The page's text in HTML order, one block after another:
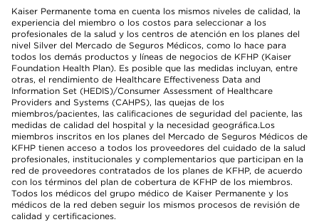
Kaiser Permanente toma en cuenta los mismos niveles de calidad, la
experiencia del miembro o los costos para seleccionar a los
profesionales de la salud y los centros de atención en los planes del
nivel Silver del Mercado de Seguros Médicos, como lo hace para
todos los demás productos y líneas de negocios de KFHP (Kaiser
Foundation Health Plan). Es posible que las medidas incluyan, entre
otras, el rendimiento de Healthcare Effectiveness Data and
Information Set (HEDIS)/Consumer Assessment of Healthcare
Providers and Systems (CAHPS), las quejas de los
miembros/pacientes, las calificaciones de seguridad del paciente, las
medidas de calidad del hospital y la necesidad geográfica.Los
miembros inscritos en los planes del Mercado de Seguros Médicos de
KFHP tienen acceso a todos los proveedores del cuidado de la salud
profesionales, institucionales y complementarios que participan en la
red de proveedores contratados de los planes de KFHP, de acuerdo
con los términos del plan de cobertura de KFHP de los miembros.
Todos los médicos del grupo médico de Kaiser Permanente y los
médicos de la red deben seguir los mismos procesos de revisión de
calidad y certificaciones.